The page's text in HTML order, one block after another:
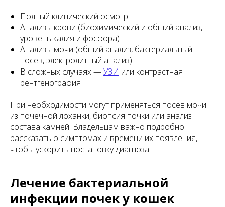
Полный клинический осмотр
Анализы крови (биохимический и общий анализ,
уровень калия и фосфора)
Анализы мочи (общий анализ, бактериальный
посев, электролитный анализ)
В сложных случаях —УЗИ или контрастная
рентгенография
При необходимости могут применяться посев мочи
из почечной лоханки, биопсия почки или анализ
состава камней. Владельцам важно подробно
рассказать о симптомах и времени их появления,
чтобы ускорить постановку диагноза.
Лечение бактериальной
инфекции почек у кошек